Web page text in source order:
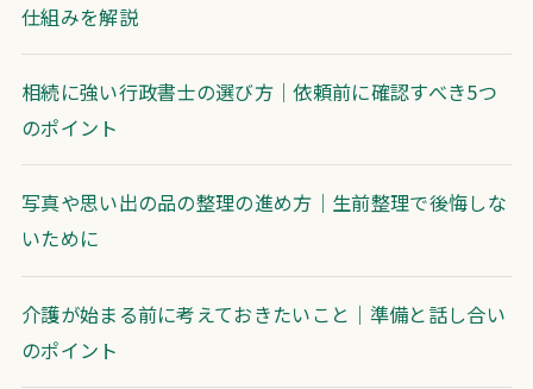
仕組みを解説
相続に強い行政書士の選び方｜依頼前に確認すべき5つ
のポイント
写真や思い出の品の整理の進め方｜生前整理で後悔しな
いために
介護が始まる前に考えておきたいこと｜準備と話し合い
のポイント